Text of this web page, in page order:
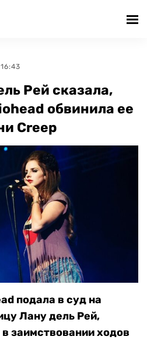
Рей сказала,
обвинила ее
Creep
подала в суд на
Лану дель Рей,
заимствовании ходов